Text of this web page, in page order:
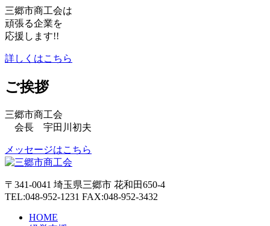
三郷市商工会は
頑張る企業を
応援します!!
詳しくはこちら
ご挨拶
三郷市商工会
会長 宇田川初夫
メッセージはこちら
〒341-0041 埼玉県三郷市 花和田650-4
TEL:048-952-1231 FAX:048-952-3432
HOME